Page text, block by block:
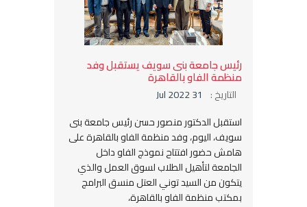
رئيس جامعة بنى سويف يستقبل وفد
منظمة الفاو بالقاهرة
التاريخ : 31 Jul 2022
استقبل الدكتور منصور حسن رئيس جامعة بنى
سويف، اليوم، وفد منظمة الفاو بالقاهرة على
هامش حضور افتتاح نموذج الفاو داخل
الجامعة لتأهيل الطلاب لسوق العمل والذي
يتكون من السيد توني العتل منسق البرامج
بمكتب منظمة الفاو بالقاهرة،